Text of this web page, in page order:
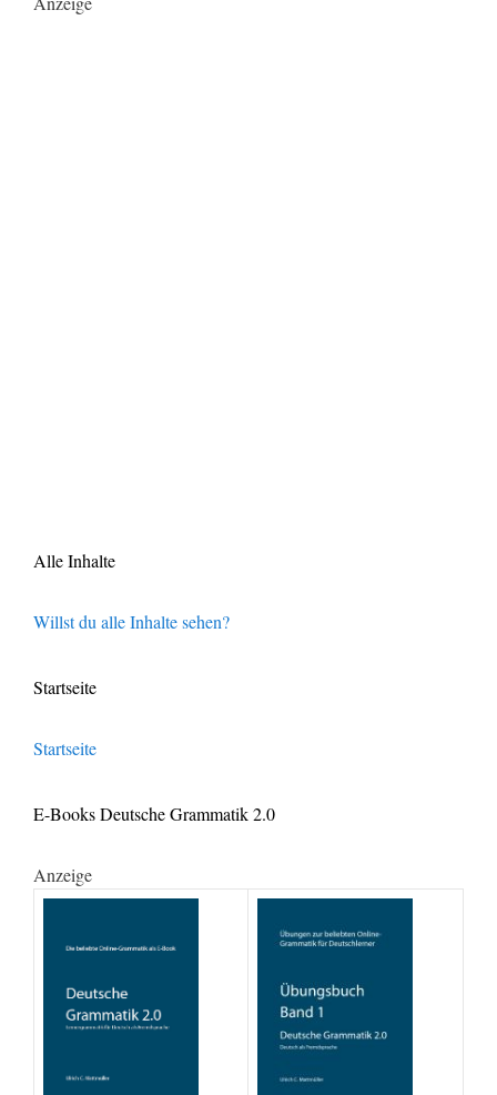
Alle Inhalte
Willst du alle Inhalte sehen?
Startseite
Startseite
E-Books Deutsche Grammatik 2.0
Anzeige